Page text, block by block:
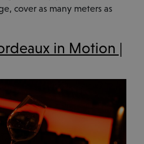
cover as many meters as
in Motion |